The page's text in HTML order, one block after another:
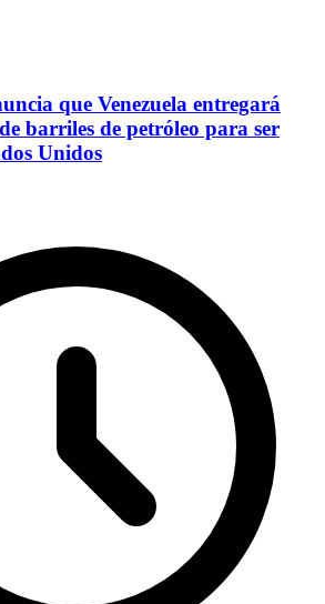
que Venezuela entregará
barriles de petróleo para ser
Unidos